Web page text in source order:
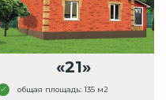
«21»
общая площадь: 135 м2